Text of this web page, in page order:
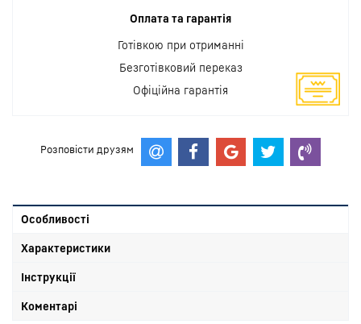
Оплата та гарантія
Готівкою при отриманні
Безготівковий переказ
Офіційна гарантія
Розповісти друзям
Особливості
Характеристики
Інструкції
Коментарі